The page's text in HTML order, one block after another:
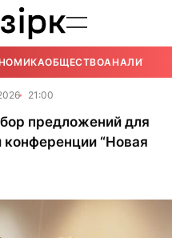
ОБЩЕСТВОАНАЛИТИКА
21:00
предложений для
“Новая